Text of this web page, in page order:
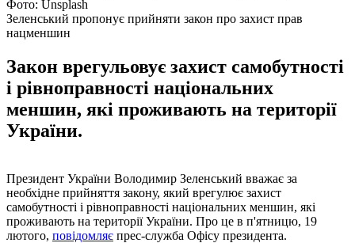
Фото: Unsplash
Зеленський пропонує прийняти закон про захист прав
нацменшин
Закон врегульовує захист самобутності
і рівноправності національних
меншин, які проживають на території
України.
Президент України Володимир Зеленський вважає за
необхідне прийняття закону, який врегулює захист
самобутності і рівноправності національних меншин, які
проживають на території України. Про це в п'ятницю, 19
лютого, повідомляє прес-служба Офісу президента.